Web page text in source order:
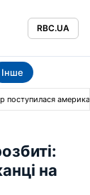
RBC.UA
Інше
поступилася
на